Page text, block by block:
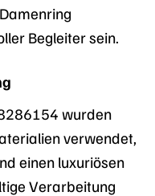
Begleiter sein.
wurden
verwendet,
einen luxuriösen
Verarbeitung